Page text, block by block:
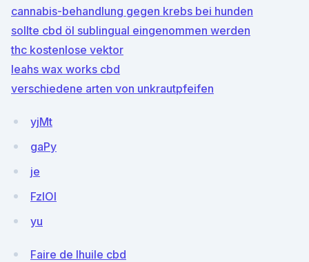
cannabis-behandlung gegen krebs bei hunden
sollte cbd öl sublingual eingenommen werden
thc kostenlose vektor
leahs wax works cbd
verschiedene arten von unkrautpfeifen
yjMt
gaPy
je
FzIOI
yu
Faire de lhuile cbd